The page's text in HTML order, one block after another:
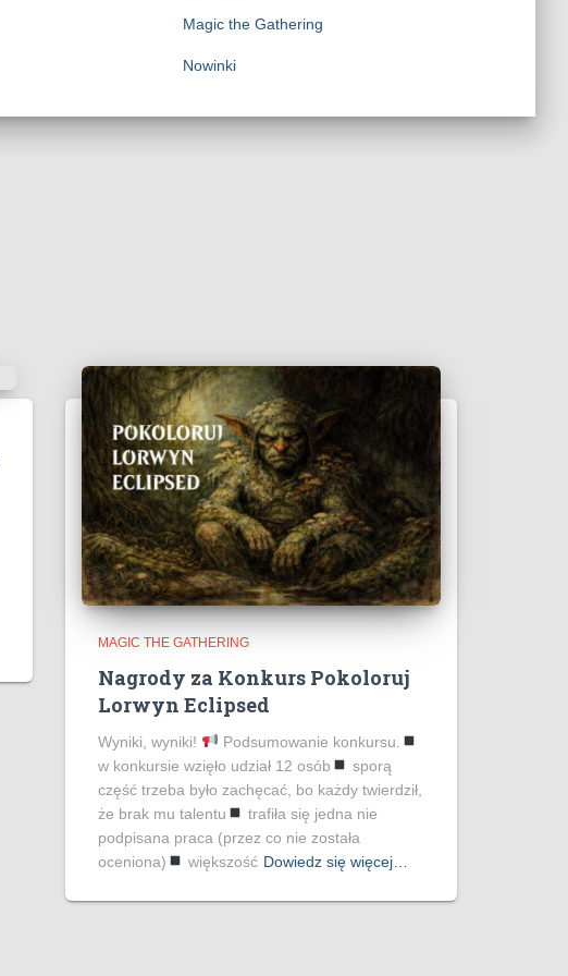
Magic the Gathering
Nowinki
MAGIC THE GATHERING
Nagrody za Konkurs Pokoloruj
Lorwyn Eclipsed
Wyniki, wyniki!
Podsumowanie konkursu.
w konkursie wzięło udział 12 osób
sporą
część trzeba było zachęcać, bo każdy twierdził,
że brak mu talentu
trafiła się jedna nie
podpisana praca (przez co nie została
oceniona)
większość Dowiedz się więcej…